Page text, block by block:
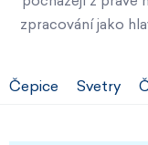
zpracování jako
Čepice Svetry